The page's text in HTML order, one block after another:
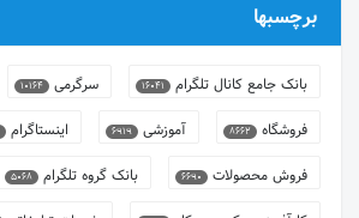
برچسبها
بانک جامع کانال تلگرام 16041 سرگرمی 10164
فروشگاه 8662 آموزشی 6919 اینستاگرام
فروش محصولات 6690 بانک گروه تلگرام 5068